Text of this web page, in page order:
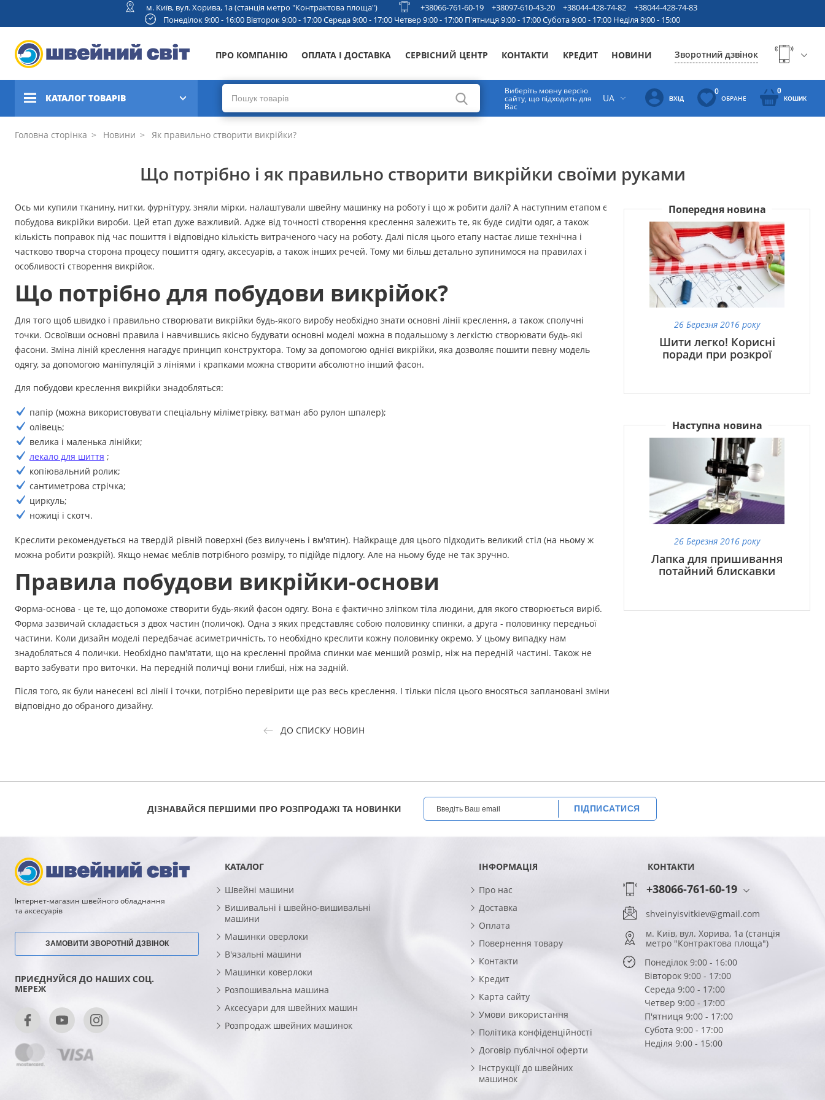
м. Київ, вул. Хорива, 1а (станція метро "Контрактова площа") +38066-761-60-19 +38097-610-43-20 +38044-428-74-82
+38044-428-74-83
Понеділок 9:00 - 16:00 Вівторок 9:00 - 17:00 Середа 9:00 - 17:00 Четвер 9:00 - 17:00 П'ятниця 9:00 - 17:00 Субота 9:00 - 17:00 Неділя 9:00 - 15:00
ПРО КОМПАНІЮ ОПЛАТА І ДОСТАВКА СЕРВІСНИЙ ЦЕНТР КОНТАКТИ КРЕДИТ НОВИНИ Зворотний дзвінок
КАТАЛОГ ТОВАРІВ
Швейні машини
Вишивальні та швейно-
вишивальні машини
Коверлоки, оверлоки,
плоскошовні машини
В'язальні машини
Бренди
ВСІ КАТЕГОРІЇ
Виберіть мовну версію
сайту, що підходить для
Вас
UA ВХІД
0
ОБРАНЕ
0
КОШИК
Головна сторінка Новини Як правильно створити викрійки?
Що потрібно і як правильно створити викрійки своїми руками
Ось ми купили тканину, нитки, фурнітуру, зняли мірки, налаштували швейну машинку на роботу і що ж робити далі? А наступним етапом є
побудова викрійки вироби. Цей етап дуже важливий. Адже від точності створення креслення залежить те, як буде сидіти одяг, а також
кількість поправок під час пошиття і відповідно кількість витраченого часу на роботу. Далі після цього етапу настає лише технічна і
частково творча сторона процесу пошиття одягу, аксесуарів, а також інших речей. Тому ми більш детально зупинимося на правилах і
особливості створення викрійок.
Що потрібно для побудови викрійок?
Для того щоб швидко і правильно створювати викрійки будь-якого виробу необхідно знати основні лінії креслення, а також сполучні
точки. Освоївши основні правила і навчившись якісно будувати основні моделі можна в подальшому з легкістю створювати будь-які
фасони. Зміна ліній креслення нагадує принцип конструктора. Тому за допомогою однієї викрійки, яка дозволяє пошити певну модель
одягу, за допомогою маніпуляцій з лініями і крапками можна створити абсолютно інший фасон.
Для побудови креслення викрійки знадобляться:
папір (можна використовувати спеціальну міліметрівку, ватман або рулон шпалер);
олівець;
велика і маленька лінійки;
лекало для шиття ;
копіювальний ролик;
сантиметрова стрічка;
циркуль;
ножиці і скотч.
Креслити рекомендується на твердій рівній поверхні (без вилучень і вм'ятин). Найкраще для цього підходить великий стіл (на ньому ж
можна робити розкрій). Якщо немає меблів потрібного розміру, то підійде підлогу. Але на ньому буде не так зручно.
Правила побудови викрійки-основи
Форма-основа - це те, що допоможе створити будь-який фасон одягу. Вона є фактично зліпком тіла людини, для якого створюється виріб.
Форма зазвичай складається з двох частин (поличок). Одна з яких представляє собою половинку спинки, а друга - половинку передньої
частини. Коли дизайн моделі передбачає асиметричність, то необхідно креслити кожну половинку окремо. У цьому випадку нам
знадобляться 4 полички. Необхідно пам'ятати, що на кресленні пройма спинки має менший розмір, ніж на передній частині. Також не
варто забувати про виточки. На передній поличці вони глибші, ніж на задній.
Після того, як були нанесені всі лінії і точки, потрібно перевірити ще раз весь креслення. І тільки після цього вносяться заплановані зміни
відповідно до обраного дизайну.
ДО СПИСКУ НОВИН
Попередня новина
26 Березня 2016 року
Шити легко! Корисні
поради при розкрої
Наступна новина
26 Березня 2016 року
Лапка для пришивання
потайний блискавки
ДІЗНАВАЙСЯ ПЕРШИМИ ПРО РОЗПРОДАЖІ ТА НОВИНКИ ПІДПИСАТИСЯ
Інтернет-магазин швейного обладнання
та аксесуарів
ЗАМОВИТИ ЗВОРОТНІЙ ДЗВІНОК
ПРИЄДНУЙСЯ ДО НАШИХ СОЦ.
МЕРЕЖ
КАТАЛОГ
Швейні машини
Вишивальні і швейно-вишивальні
машини
Машинки оверлоки
В'язальні машини
Машинки коверлоки
Розпошивальна машина
Аксесуари для швейних машин
Розпродаж швейних машинок
ІНФОРМАЦІЯ
Про нас
Доставка
Оплата
Повернення товару
Контакти
Кредит
Карта сайту
Умови використання
Політика конфіденційності
Договір публічної оферти
Інструкції до швейних
машинок
КОНТАКТИ
+38066-761-60-19
shveinyisvitkiev@gmail.com
м. Київ, вул. Хорива, 1а (станція
метро "Контрактова площа")
Понеділок 9:00 - 16:00
Вівторок 9:00 - 17:00
Середа 9:00 - 17:00
Четвер 9:00 - 17:00
П'ятниця 9:00 - 17:00
Субота 9:00 - 17:00
Неділя 9:00 - 15:00